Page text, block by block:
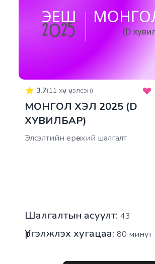
3.7(11 хүн үнэлсэн)
МОНГОЛ ХЭЛ 2025 (D
ХУВИЛБАР)
Элсэлтийн ерөнхий шалгалт
Шалгалтын асуулт: 43
Үргэлжлэх хугацаа: 80 минут